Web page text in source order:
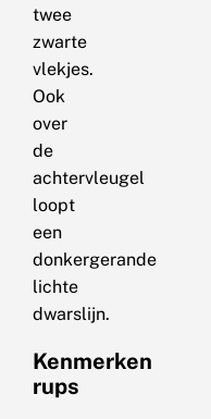
twee
zwarte
vlekjes.
Ook
over
de
achtervleugel
loopt
een
donkergerande
lichte
dwarslijn.
Kenmerken
rups